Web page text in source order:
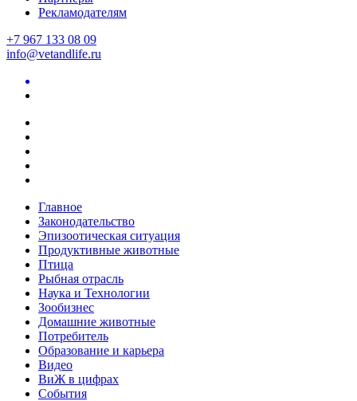
Рекламодателям
+7 967 133 08 09
info@vetandlife.ru
Главное
Законодательство
Эпизоотическая ситуация
Продуктивные животные
Птица
Рыбная отрасль
Наука и Технологии
Зообизнес
Домашние животные
Потребитель
Образование и карьера
Видео
ВиЖ в цифрах
События